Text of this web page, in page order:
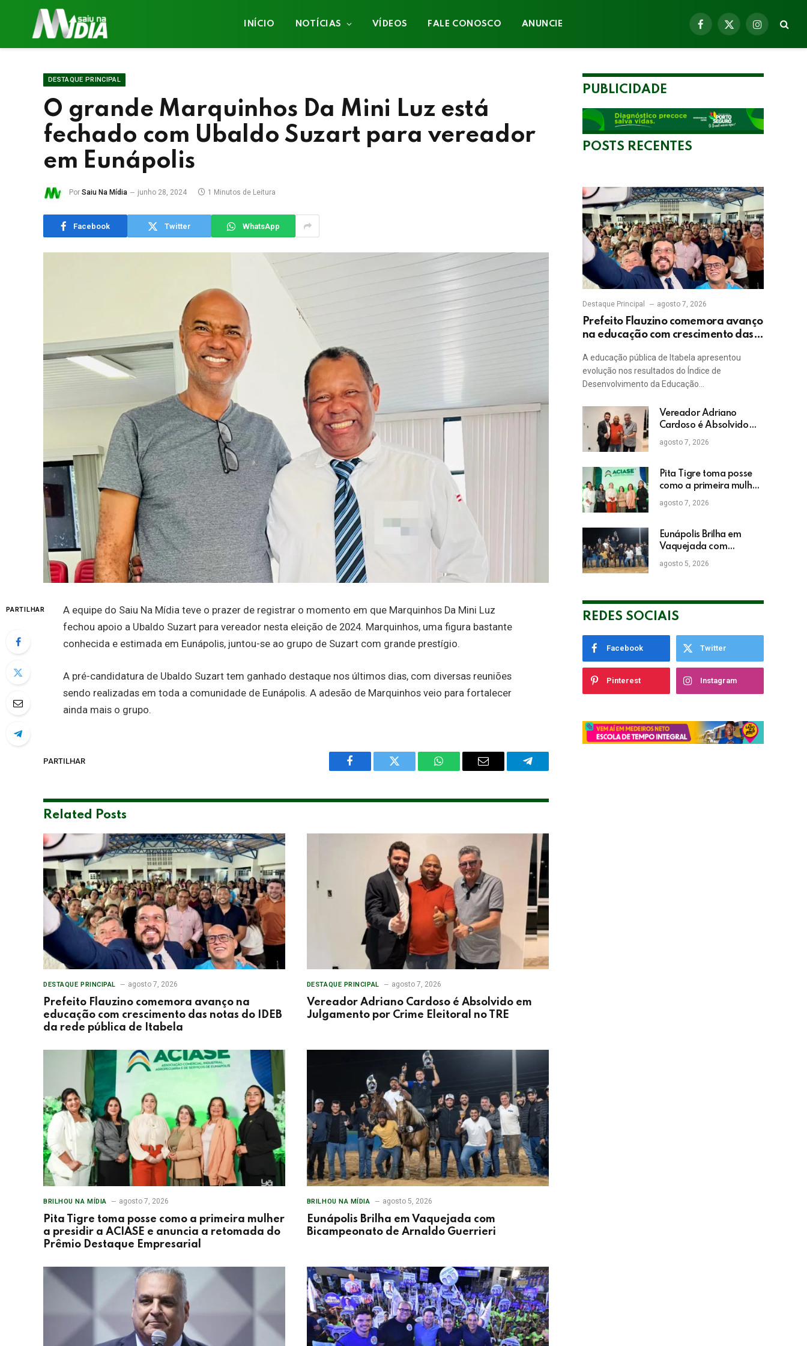
INÍCIO NOTÍCIAS VÍDEOS FALE CONOSCO ANUNCIE
Facebook
X
Instagram
DESTAQUE PRINCIPAL
O grande Marquinhos Da Mini Luz está
fechado com Ubaldo Suzart para vereador
em Eunápolis
Por Saiu Na Mídia junho 28, 2024 1 Minutos de Leitura
Facebook Twitter WhatsApp
PARTILHAR
A equipe do Saiu Na Mídia teve o prazer de registrar o momento em que Marquinhos Da Mini Luz
fechou apoio a Ubaldo Suzart para vereador nesta eleição de 2024. Marquinhos, uma figura bastante
conhecida e estimada em Eunápolis, juntou-se ao grupo de Suzart com grande prestígio.
A pré-candidatura de Ubaldo Suzart tem ganhado destaque nos últimos dias, com diversas reuniões
sendo realizadas em toda a comunidade de Eunápolis. A adesão de Marquinhos veio para fortalecer
ainda mais o grupo.
PARTILHAR
Facebook Twitter WhatsAppEmail Telegram
Related Posts
DESTAQUE PRINCIPAL agosto 7, 2026
Prefeito Flauzino comemora avanço na
educação com crescimento das notas do IDEB
da rede pública de Itabela
DESTAQUE PRINCIPAL agosto 7, 2026
Vereador Adriano Cardoso é Absolvido em
Julgamento por Crime Eleitoral no TRE
BRILHOU NA MÍDIA agosto 7, 2026
Pita Tigre toma posse como a primeira mulher
a presidir a ACIASE e anuncia a retomada do
Prêmio Destaque Empresarial
BRILHOU NA MÍDIA agosto 5, 2026
Eunápolis Brilha em Vaquejada com
Bicampeonato de Arnaldo Guerrieri
PUBLICIDADE
POSTS RECENTES
Destaque Principal agosto 7, 2026
Prefeito Flauzino comemora avanço
na educação com crescimento das
Itabela
A educação pública de Itabela apresentou
evolução nos resultados do Índice de
Desenvolvimento da Educação…
Vereador Adriano
Cardoso é Absolvido
em Julgamento por
Crime Eleitoral no TRE
agosto 7, 2026
Pita Tigre toma posse
como a primeira mulher
a presidir a ACIASE e
anuncia a retomada do
Empresarial
agosto 7, 2026
Eunápolis Brilha em
Vaquejada com
Bicampeonato de
Arnaldo Guerrieri
agosto 5, 2026
REDES SOCIAIS
Facebook Twitter
Pinterest Instagram